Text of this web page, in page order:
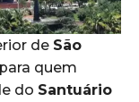
de São
quem
do Santuário